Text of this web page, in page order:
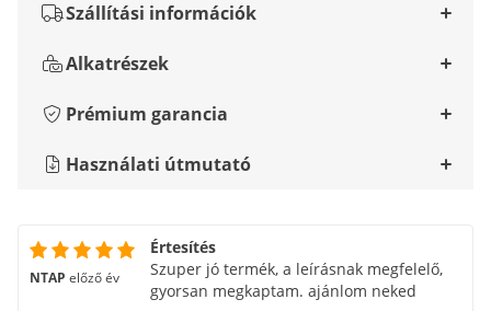
Szállítási információk
Alkatrészek
Prémium garancia
Használati útmutató
NTAP előző év
Értesítés
Szuper jó termék, a leírásnak megfelelő,
gyorsan megkaptam. ajánlom neked